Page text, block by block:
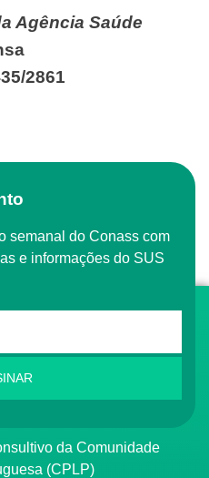
Agência Saúde
2861
e informações do SUS
(CPLP)